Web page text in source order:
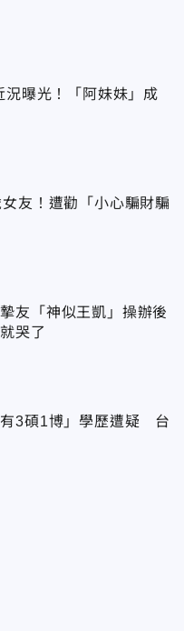
況曝光！「阿妹妹」成
友！遭勸「小心騙財騙
友「神似王凱」操辦後
哭了
3碩1博」學歷遭疑 台